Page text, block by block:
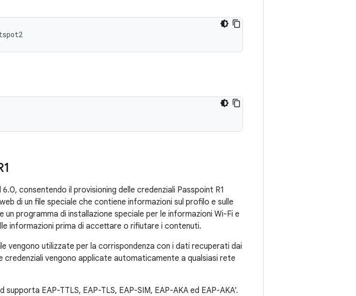
consentendo il provisioning delle credenziali Passpoint R1
di un file speciale che contiene informazioni sul profilo e sulle
programma di installazione speciale per le informazioni Wi-Fi e
informazioni prima di accettare o rifiutare i contenuti.
vengono utilizzate per la corrispondenza con i dati recuperati dai
vengono applicate automaticamente a qualsiasi rete
EAP-TTLS, EAP-TLS, EAP-SIM, EAP-AKA ed EAP-AKA'.